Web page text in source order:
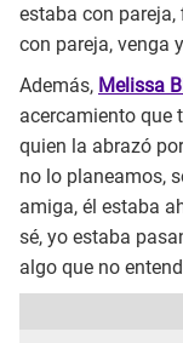
estaba con
con pareja, venga
Además, Melissa
acercamiento que
quien la abrazó
no lo planeamos,
amiga, él estaba
sé, yo estaba
algo que no